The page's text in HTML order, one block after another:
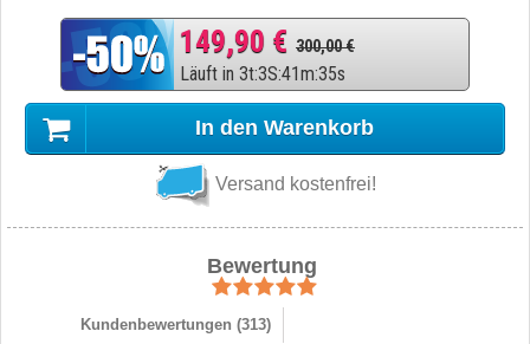
149,90 € 300,00 €
Läuft in 3t:3S:41m:34s
In den Warenkorb
Versand kostenfrei!
Bewertung
Kundenbewertungen (313)